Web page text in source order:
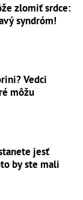
zlomiť srdce:
syndróm!
Vedci
môžu
jesť
by ste mali